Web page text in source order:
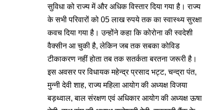
सुविधा को राज्य में और अधिक विस्तार दिया गया है। राज्य
के सभी परिवारों को 05 लाख रुपये तक का स्वास्थ्य सुरक्षा
कवच दिया गया है। उन्होंने कहा कि कोरोना की स्वदेशी
वैक्सीन आ चुकी है, लेकिन जब तक सबका कोविड
टीकाकरण नहीं होता तब तक सतर्कता बरतना जरूरी है।
इस अवसर पर विधायक महेन्द्र प्रसाद भट्ट, चन्द्रा पंत,
मुन्नी देवी शाह, राज्य महिला आयोग की अध्यक्ष विजया
बड़थ्वाल, बाल संरक्षण एवं अधिकार आयोग की अध्यक्ष ऊषा